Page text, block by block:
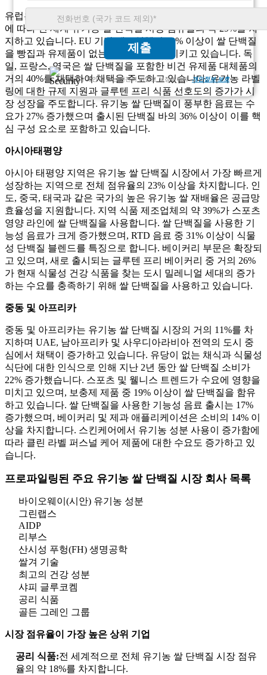
제출
고객님의 개인 정보는 완전히 비밀로 보장됩니다.개인정보 보호
유럽은 지속 가능한 유기농 식품 공급원에 대한 수요가 증가함
에 따라 전 세계 유기농 쌀 단백질 시장 점유율의 약 29%를 차
지하고 있습니다. EU 기반 제조업체의 32% 이상이 쌀 단백질
을 빵집과 유제품이 없는 대체품에 포함시키고 있습니다. 독
일, 프랑스, ​​영국은 쌀 단백질을 포함한 비건 유제품 대체품의
거의 40%를 채택하여 채택을 주도하고 있습니다. 유기농 라벨
링에 대한 규제 지원과 글루텐 프리 식품 선호도의 증가가 시
장 성장을 주도합니다. 유기농 쌀 단백질이 풍부한 음료는 수
요가 27% 증가했으며 출시된 단백질 바의 36% 이상이 이를 핵
심 구성 요소로 포함하고 있습니다.
아시아태평양
아시아 태평양 지역은 유기농 쌀 단백질 시장에서 가장 빠르게
성장하는 지역으로 전체 점유율의 23% 이상을 차지합니다. 인
도, 중국, 태국과 같은 국가의 높은 유기농 쌀 재배율은 공급망
효율성을 지원합니다. 지역 식품 제조업체의 약 39%가 스포츠
영양 라인에 쌀 단백질을 사용합니다. 쌀 단백질을 사용한 기
능성 음료가 크게 증가했으며, RTD 음료 중 31% 이상이 식물
성 단백질 블렌드를 특징으로 합니다. 베이커리 부문은 확장되
고 있으며, 새로 출시되는 글루텐 프리 베이커리 중 거의 26%
가 현재 식물성 건강 식품을 찾는 도시 밀레니얼 세대의 증가
하는 수요를 충족하기 위해 쌀 단백질을 사용하고 있습니다.
중동 및 아프리카
중동 및 아프리카는 유기농 쌀 단백질 시장의 거의 11%를 차
지하며 UAE, 남아프리카 및 사우디아라비아 전역의 도시 중
심에서 채택이 증가하고 있습니다. 유당이 없는 채식과 식물성
식단에 대한 인식으로 인해 지난 2년 동안 쌀 단백질 소비가
22% 증가했습니다. 스포츠 및 웰니스 트렌드가 수요에 영향을
미치고 있으며, 보충제 제품 중 19% 이상이 쌀 단백질을 함유
하고 있습니다. 쌀 단백질을 사용한 기능성 음료 출시는 17%
증가했으며, 베이커리 및 제과 애플리케이션은 소비의 14% 이
상을 차지합니다. 스킨케어에서 유기농 성분 사용이 증가함에
따라 클린 라벨 퍼스널 케어 제품에 대한 수요도 증가하고 있
습니다.
프로파일링된 주요 유기농 쌀 단백질 시장 회사 목록
바이오웨이(시안) 유기농 성분
그린랩스
AIDP
리부스
산시성 푸헝(FH) 생명공학
쌀겨 기술
최고의 건강 성분
샤피 글루코켐
공리 식품
골든 그레인 그룹
시장 점유율이 가장 높은 상위 기업
공리 식품:전 세계적으로 전체 유기농 쌀 단백질 시장 점유
율의 약 18%를 차지합니다.